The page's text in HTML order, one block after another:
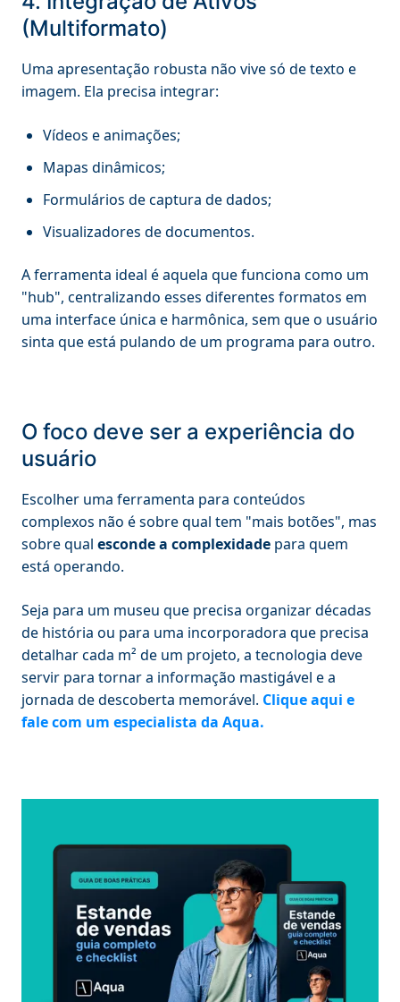
(Multiformato)
Uma apresentação robusta não vive só de texto e
imagem. Ela precisa integrar:
Vídeos e animações;
Mapas dinâmicos;
Formulários de captura de dados;
Visualizadores de documentos.
A ferramenta ideal é aquela que funciona como um
"hub", centralizando esses diferentes formatos em
uma interface única e harmônica, sem que o usuário
sinta que está pulando de um programa para outro.
O foco deve ser a experiência do
usuário
Escolher uma ferramenta para conteúdos
complexos não é sobre qual tem "mais botões", mas
sobre qual esconde a complexidade para quem
está operando.
Seja para um museu que precisa organizar décadas
de história ou para uma incorporadora que precisa
detalhar cada m² de um projeto, a tecnologia deve
servir para tornar a informação mastigável e a
jornada de descoberta memorável. Clique aqui e
fale com um especialista da Aqua.